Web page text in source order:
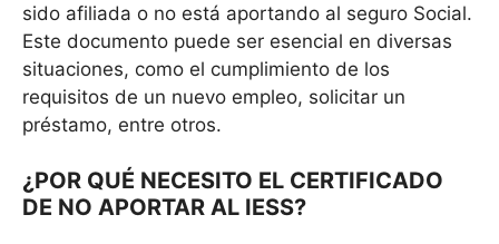
sido afiliada o no está aportando al seguro Social.
Este documento puede ser esencial en diversas
situaciones, como el cumplimiento de los
requisitos de un nuevo empleo, solicitar un
préstamo, entre otros.
¿POR QUÉ NECESITO EL CERTIFICADO
DE NO APORTAR AL IESS?